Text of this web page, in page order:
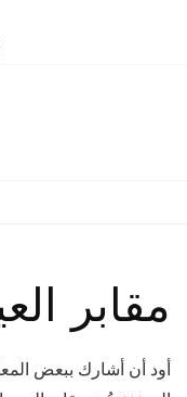
مقابر
أود أن أشارك ببعض